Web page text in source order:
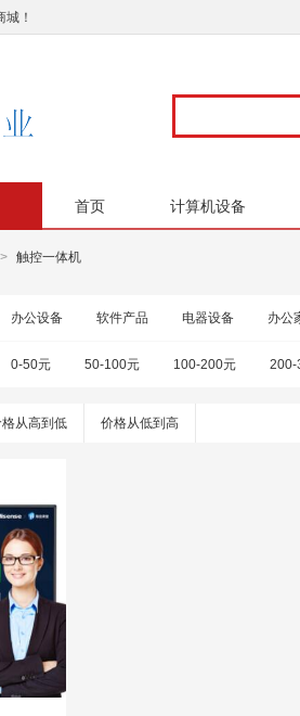
！
首页 计算机设备
> 触控一体机
办公设备 软件产品 电器设备 办公
0-50元 50-100元 100-200元 200-
从高到低 价格从低到高